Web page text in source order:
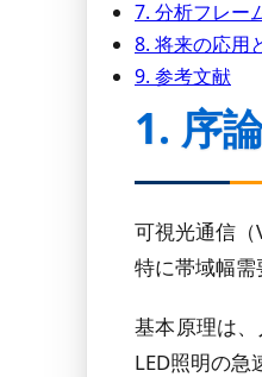
7. 分析フレー
8. 将来の応用
9. 参考文献
1. 序
可視光通信
特に帯域幅
基本原理は
LED照明の急